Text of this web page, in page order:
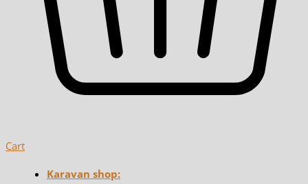
Cart
Karavan shop: